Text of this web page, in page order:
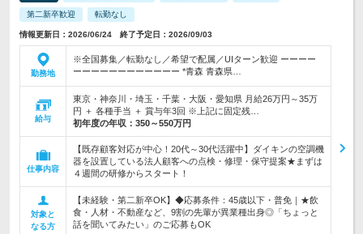
第二新卒歓迎 転勤なし
情報更新日：2026/06/24 終了予定日：2026/09/03
勤務地
※全国募集／転勤なし／希望で配属／UIターン歓迎 ーーーー
ーーーーーーーーーーーー *青森 青森県…
給与
東京・神奈川・埼玉・千葉・大阪・愛知県 月給26万円～35万
円 ＋ 各種手当 ＋ 賞与年3回 ※上記に固定残…
初年度の年収： 350～550万円
仕事内容
【既存顧客対応が中心！20代～30代活躍中】ダイキンの空調機
器を設置している法人顧客への点検・修理・保守提案★まずは
４週間の研修からスタート！
対象と
なる方
【未経験・第二新卒OK】◆応募条件：45歳以下・普免｜★飲
食・人材・不動産など、9割の先輩が異業種出身◎「ちょっと
話を聞いてみたい」のご応募もOK